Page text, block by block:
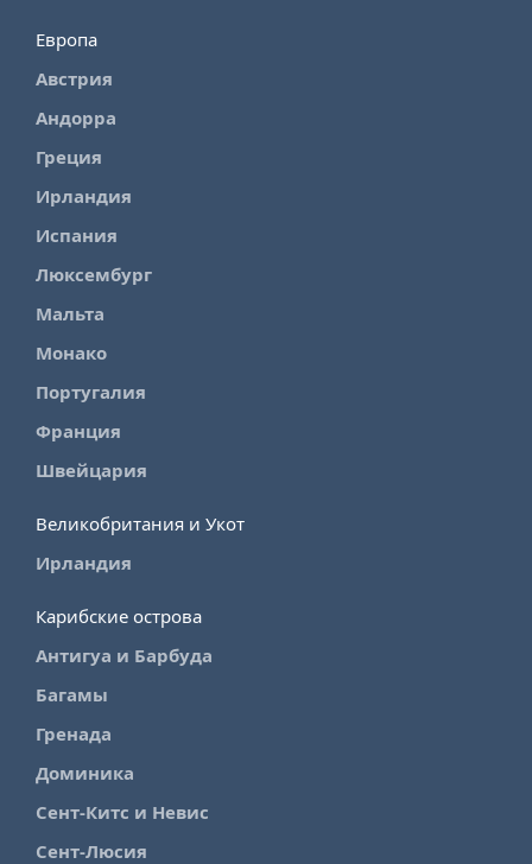
Европа
Австрия
Андорра
Греция
Ирландия
Испания
Люксембург
Мальта
Монако
Португалия
Франция
Швейцария
Великобритания и Укот
Ирландия
Карибские острова
Антигуа и Барбуда
Багамы
Гренада
Доминика
Сент-Китс и Невис
Сент-Люсия